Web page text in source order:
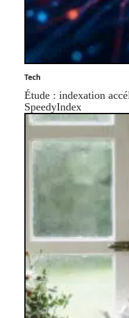
Tech
Étude : indexation
SpeedyIndex